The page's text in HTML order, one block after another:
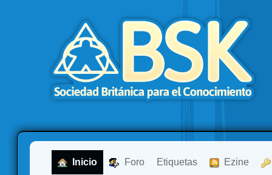
Inicio Foro Etiquetas Ezine